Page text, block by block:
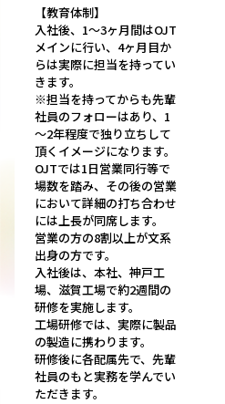
【教育体制】
入社後、1～3ヶ月間はOJT
メインに行い、4ヶ月目か
らは実際に担当を持ってい
きます。
※担当を持ってからも先輩
社員のフォローはあり、1
～2年程度で独り立ちして
頂くイメージになります。
OJTでは1日営業同行等で
場数を踏み、その後の営業
において詳細の打ち合わせ
には上長が同席します。
営業の方の8割以上が文系
出身の方です。
入社後は、本社、神戸工
場、滋賀工場で約2週間の
研修を実施します。
工場研修では、実際に製品
の製造に携わります。
研修後に各配属先で、先輩
社員のもと実務を学んでい
ただきます。